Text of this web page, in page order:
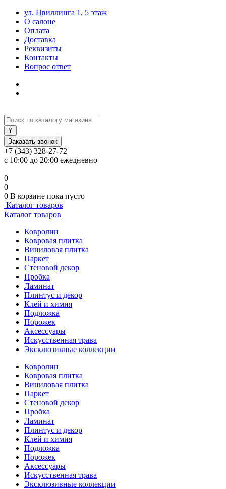
ул. Цвиллинга 1, 5 этаж
О салоне
Оплата
Доставка
Реквизиты
Контакты
Вопрос ответ
Заказать звонок
+7 (343) 328-27-72
с 10:00 до 20:00 ежедневно
0
0
0 В корзине пока пусто
Каталог товаров
Каталог товаров
Ковролин
Ковровая плитка
Виниловая плитка
Паркет
Стеновой декор
Пробка
Ламинат
Плинтус и декор
Клей и химия
Подложка
Порожек
Аксессуары
Искусственная трава
Эксклюзивные коллекции
Ковролин
Ковровая плитка
Виниловая плитка
Паркет
Стеновой декор
Пробка
Ламинат
Плинтус и декор
Клей и химия
Подложка
Порожек
Аксессуары
Искусственная трава
Эксклюзивные коллекции